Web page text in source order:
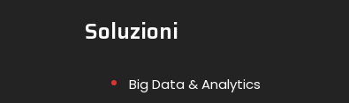
Soluzioni
Big Data & Analytics